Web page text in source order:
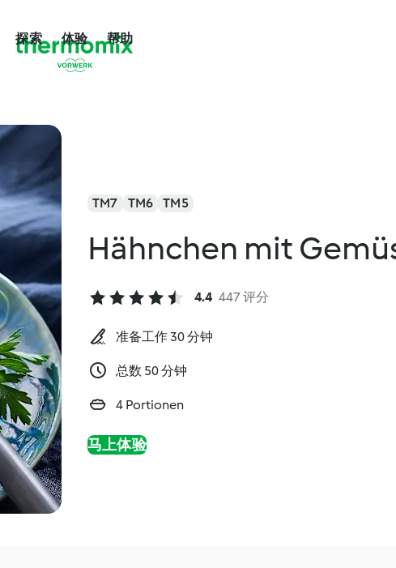
探索 体验 帮助
TM7 TM6 TM5
Hähnchen mit
4.4 447 评分
准备工作 30 分钟
总数 50 分钟
4 Portionen
马上体验